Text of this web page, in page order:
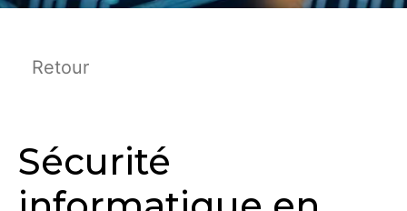
Retour
Sécurité